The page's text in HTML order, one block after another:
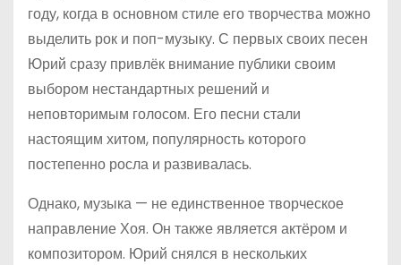
году, когда в основном стиле его творчества можно
выделить рок и поп-музыку. С первых своих песен
Юрий сразу привлёк внимание публики своим
выбором нестандартных решений и
неповторимым голосом. Его песни стали
настоящим хитом, популярность которого
постепенно росла и развивалась.
Однако, музыка — не единственное творческое
направление Хоя. Он также является актёром и
композитором. Юрий снялся в нескольких